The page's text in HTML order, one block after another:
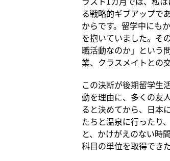
る戦略的ギブアップで
からです。留学中にも
を抱いていました。そ
職活動なのか」という
業、クラスメイトとの
この決断が後期留学生
動を理由に、多くの友
ると決めてから、日本
たちと温泉に行ったり
と、かけがえのない時
科目の単位を取得でき